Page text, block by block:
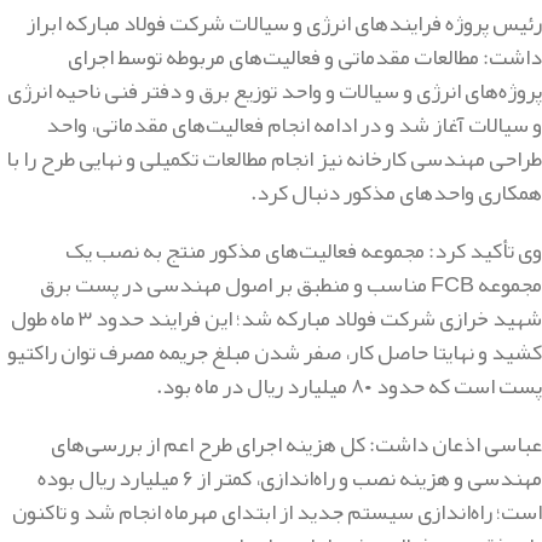
رئیس پروژه فرایندهای انرژی و سیالات شرکت فولاد مبارکه ابراز
داشت: مطالعات مقدماتی و فعالیت‌های مربوطه توسط اجرای
پروژه‌های انرژی و سیالات و واحد توزیع برق و دفتر فنی ناحیه انرژی
و سیالات آغاز شد و در ادامه انجام فعالیت‌های مقدماتی، واحد
طراحی مهندسی کارخانه نیز انجام مطالعات تکمیلی و نهایی طرح را با
همکاری واحدهای مذکور دنبال کرد.
وی تأکید کرد: مجموعه فعالیت‌های مذکور منتج به نصب یک
مجموعه مناسب و منطبق بر اصول مهندسی در پست برق
شهید خرازی شرکت فولاد مبارکه شد؛ این فرایند حدود ۳ ماه طول
کشید و نهایتا حاصل کار، صفر شدن مبلغ جریمه مصرف توان راکتیو
پست است که حدود ۸۰ میلیارد ریال در ماه بود
.
عباسی اذعان داشت: کل هزینه اجرای طرح اعم از بررسی‌های
مهندسی و هزینه نصب و راه‌اندازی، کمتر از ۶ میلیارد ریال بوده
است؛ راه‌اندازی سیستم جدید از ابتدای مهرماه انجام شد و تاکنون